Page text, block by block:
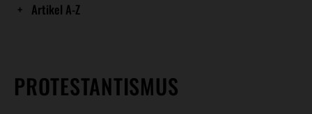
Artikel A-Z
PROTESTANTISMUS